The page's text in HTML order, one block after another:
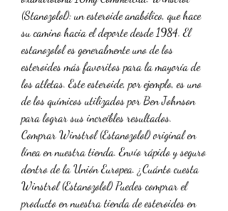
(Stanozolol): un esteroide anabólico, que hace
su camino hacia el deporte desde 1984. El
estanozolol es generalmente uno de los
esteroides más favoritos para la mayoría de
los atletas. Este esteroide, por ejemplo, es uno
de los químicos utilizados por Ben Johnson
para lograr sus increíbles resultados.
Comprar Winstrol (Estanozolol) original en
línea en nuestra tienda. Envío rápido y seguro
dentro de la Unión Europea. ¿Cuánto cuesta
Winstrol (Estanozolol) Puedes comprar el
producto en nuestra tienda de esteroides en